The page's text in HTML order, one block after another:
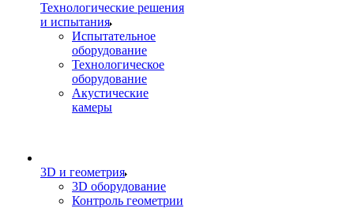
Технологические решения
и испытания
Испытательное
оборудование
Технологическое
оборудование
Акустические
камеры
3D и геометрия
3D оборудование
Контроль геометрии